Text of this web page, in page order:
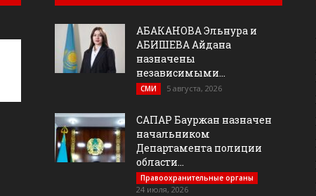
АБАКАНОВА Эльнура и
АБИШЕВА Айдана
назначены
независимыми...
СМИ 5 августа, 2026
САПАР Бауржан назначен
начальником
Департамента полиции
области...
Правоохранительные органы
24 июля, 2026